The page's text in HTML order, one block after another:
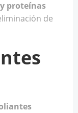
proteínas
de